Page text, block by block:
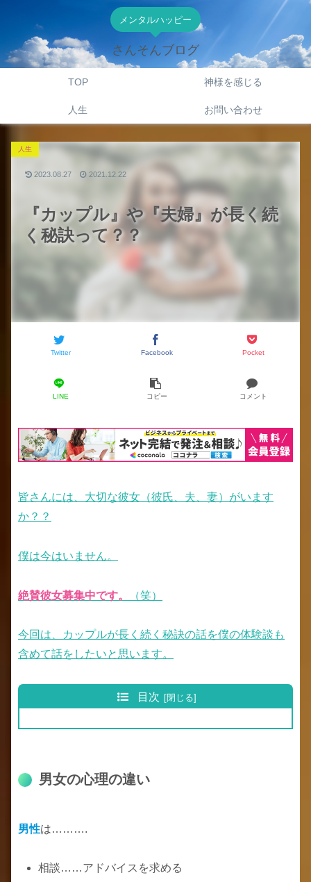
メンタルハッピー
さんそんブログ
TOP 神様を感じる
人生 お問い合わせ
『カップル』や『夫婦』が長く続
く秘訣って？？
人生
Twitter Facebook Pocket
LINE コピー コメント
2023.08.27 2021.12.22
皆さんには、大切な彼女（彼氏、夫、妻）がいます
か？？
僕は今はいません。
絶賛彼女募集中です。 （笑）
今回は、カップルが長く続く秘訣の話を僕の体験談も
含めて話をしたいと思います。
目次
男女の心理の違い
男性は……….
相談……アドバイスを求める